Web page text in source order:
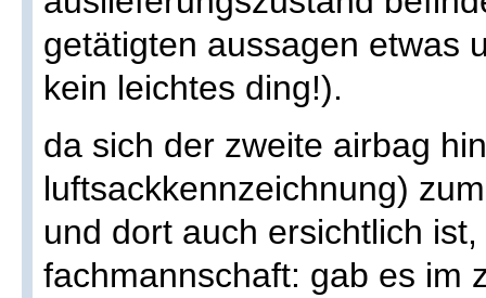
getätigten aussagen etwas
kein leichtes ding!).
da sich der zweite airbag
luftsackkennzeichnung)
und dort auch ersichtlich
fachmannschaft: gab es im